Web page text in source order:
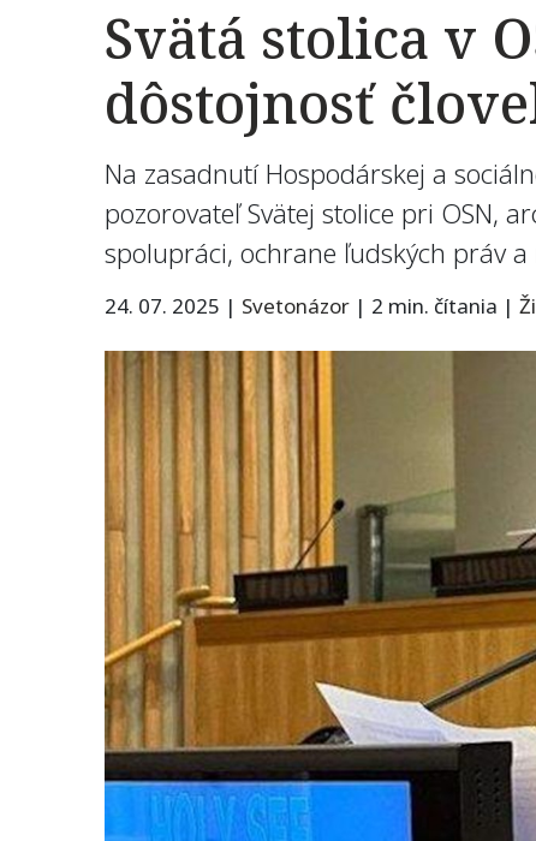
Svätá stolica v
dôstojnosť
Na zasadnutí Hospodárskej a
pozorovateľ Svätej stolice pri OSN,
spolupráci, ochrane ľudských práv a
24. 07. 2025 | Svetonázor | 2 min. čítania |